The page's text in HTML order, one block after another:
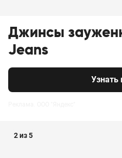
Джинсы
Jeans
Узнать
2 из 5